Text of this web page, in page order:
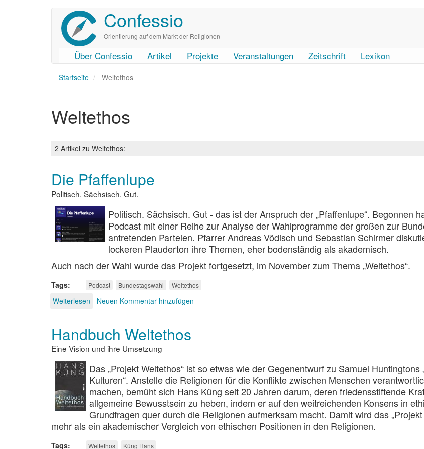
Confessio
Orientierung auf dem Markt der Religionen
User
account
Main
navigation
Über Confessio Artikel Projekte Veranstaltungen Zeitschrift Lexikon
Startseite Weltethos
Weltethos
2 Artikel zu Weltethos:
Die Pfaffenlupe
Politisch. Sächsisch. Gut.
Politisch. Sächsisch. Gut - das ist der Anspruch der „Pfaffenlupe“. Begonnen
Podcast mit einer Reihe zur Analyse der Wahlprogramme der großen zur
antretenden Parteien. Pfarrer Andreas Vödisch und Sebastian Schirmer
lockeren Plauderton ihre Themen, eher bodenständig als akademisch.
Auch nach der Wahl wurde das Projekt fortgesetzt, im November zum Thema „Weltethos“.
Tags Podcast Bundestagswahl Weltethos
Weiterlesen über
Neuen Kommentar hinzufügen
Handbuch Weltethos
Eine Vision und ihre Umsetzung
Das „Projekt Weltethos“ ist so etwas wie der Gegenentwurf zu Samuel Huntingtons
Kulturen“. Anstelle die Religionen für die Konflikte zwischen Menschen
machen, bemüht sich Hans Küng seit 20 Jahren darum, deren friedensstiftende
allgemeine Bewusstsein zu heben, indem er auf den weitreichenden Konsens in
Grundfragen quer durch die Religionen aufmerksam macht. Damit wird das „Projekt
mehr als ein akademischer Vergleich von ethischen Positionen in den Religionen.
Tags Weltethos Küng Hans